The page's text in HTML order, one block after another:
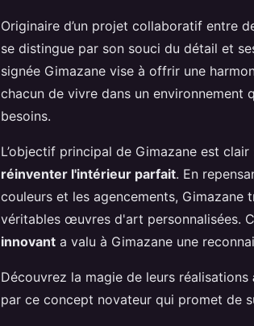
Originaire d’un projet collaboratif entre
se distingue par son souci du détail et
signée Gimazane vise à offrir une
chacun de vivre dans un
besoins.
L’objectif principal de Gimazane est
réinventer l'intérieur parfait. En
couleurs et les agencements,
véritables œuvres d'art personnalisées.
innovant a valu à Gimazane une
Découvrez la magie de leurs réalisations
par ce concept novateur qui promet de